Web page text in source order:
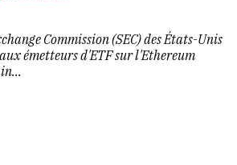
Commission (SEC) des États-Unis
émetteurs d'ETF sur l'Ethereum